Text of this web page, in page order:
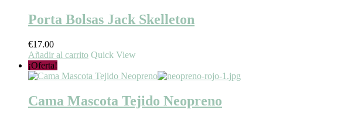
€25.00
hasta
múltiples
variantes.
se
elegir
la
página
Porta Bolsas Jack Skelleton
€17.00
Añadir al carrito Quick View
¡Oferta!
Cama Mascota Tejido Neopreno